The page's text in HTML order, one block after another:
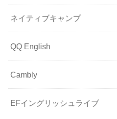
ネイティブキャンプ
QQ English
Cambly
EFイングリッシュライブ